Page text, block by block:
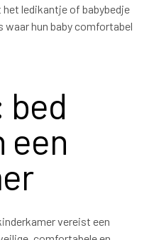
ledikantje of babybedje
waar hun baby comfortabel
bed
een
vereist een